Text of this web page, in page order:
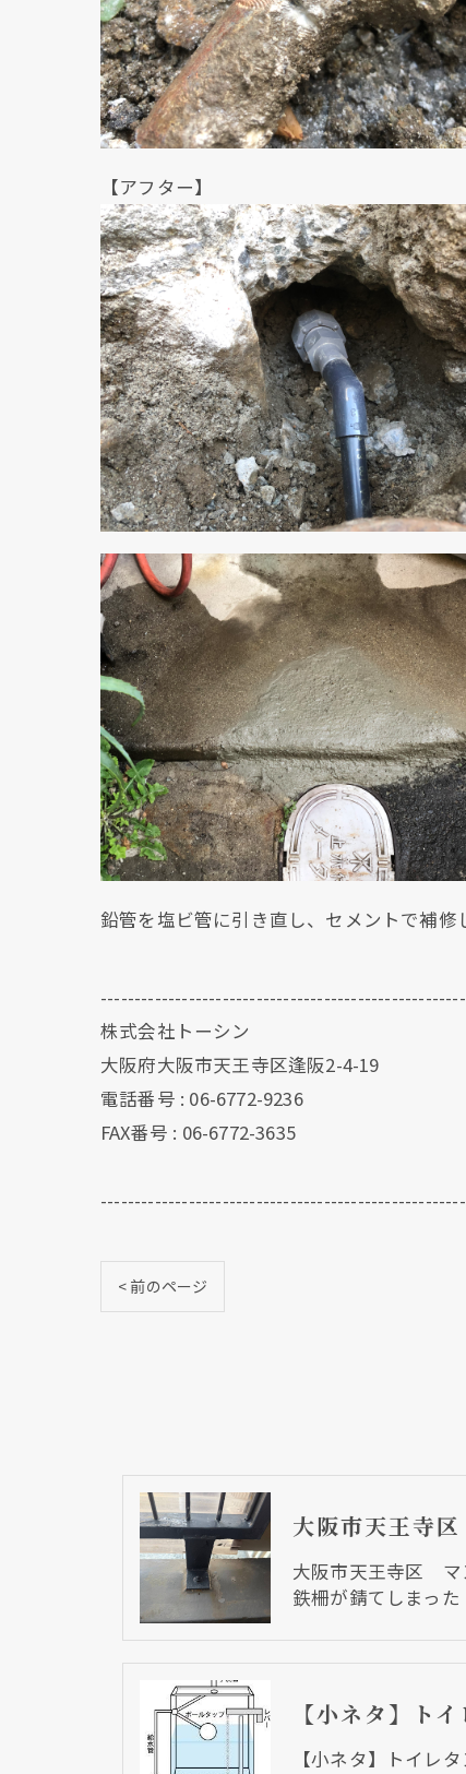
【アフター】
鉛管を塩ビ管に引き直し、セメントで補修
株式会社トーシン
大阪府大阪市天王寺区逢阪2-4-19
電話番号 : 06-6772-9236
FAX番号 : 06-6772-3635
< 前のページ
大阪市天王寺区 マ
鉄柵が錆てしまった
【小ネタ】トイレ